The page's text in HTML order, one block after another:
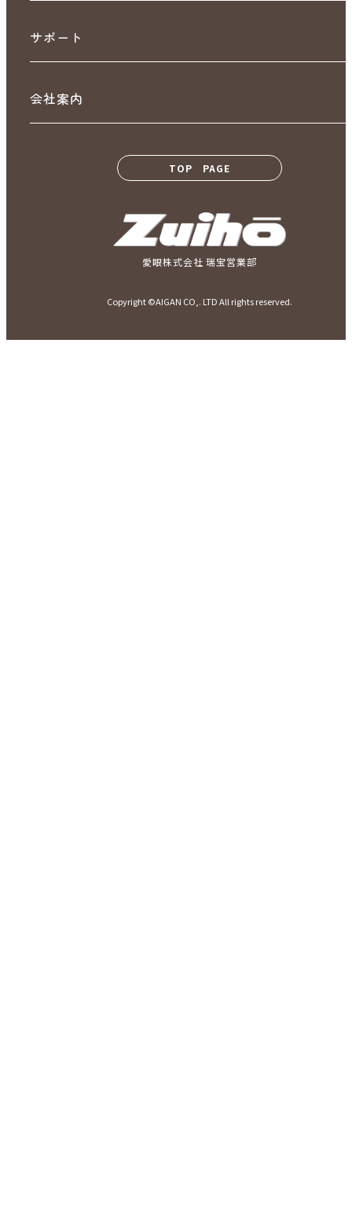
サポート
会社案内
愛眼株式会社 瑞宝営業部
TOP PAGE
Copyright ©AIGAN CO,. LTD All rights reserved.